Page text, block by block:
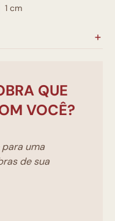
1 cm
QUE
VOCÊ?
uma
de sua